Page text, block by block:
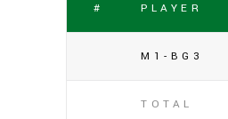
# PLAYER
M1-BG3
TOTAL